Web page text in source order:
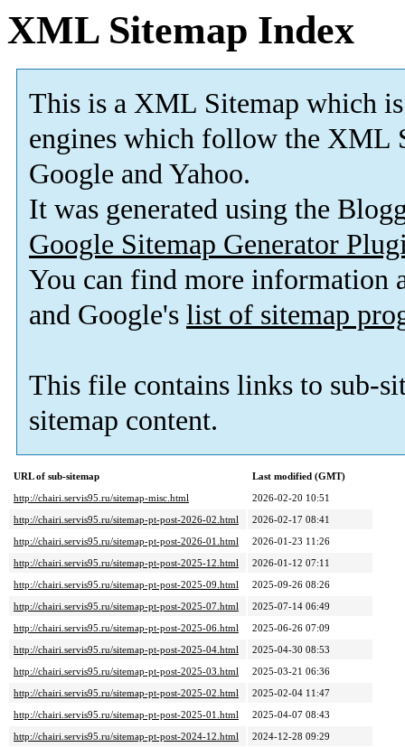
XML Sitemap Index
This is a XML Sitemap which is
engines which follow the XML
Google and Yahoo.
It was generated using the
Google Sitemap Generator
You can find more information
and Google's list of sitemap
This file contains links to sub-
sitemap content.
URL of sub-sitemap
Last modified (GMT)
http://chairi.servis95.ru/sitemap-misc.html
2026-02-20 10:51
http://chairi.servis95.ru/sitemap-pt-post-2026-02.html
2026-02-17 08:41
http://chairi.servis95.ru/sitemap-pt-post-2026-01.html
2026-01-23 11:26
http://chairi.servis95.ru/sitemap-pt-post-2025-12.html
2026-01-12 07:11
http://chairi.servis95.ru/sitemap-pt-post-2025-09.html
2025-09-26 08:26
http://chairi.servis95.ru/sitemap-pt-post-2025-07.html
2025-07-14 06:49
http://chairi.servis95.ru/sitemap-pt-post-2025-06.html
2025-06-26 07:09
http://chairi.servis95.ru/sitemap-pt-post-2025-04.html
2025-04-30 08:53
http://chairi.servis95.ru/sitemap-pt-post-2025-03.html
2025-03-21 06:36
http://chairi.servis95.ru/sitemap-pt-post-2025-02.html
2025-02-04 11:47
http://chairi.servis95.ru/sitemap-pt-post-2025-01.html
2025-04-07 08:43
http://chairi.servis95.ru/sitemap-pt-post-2024-12.html
2024-12-28 09:29